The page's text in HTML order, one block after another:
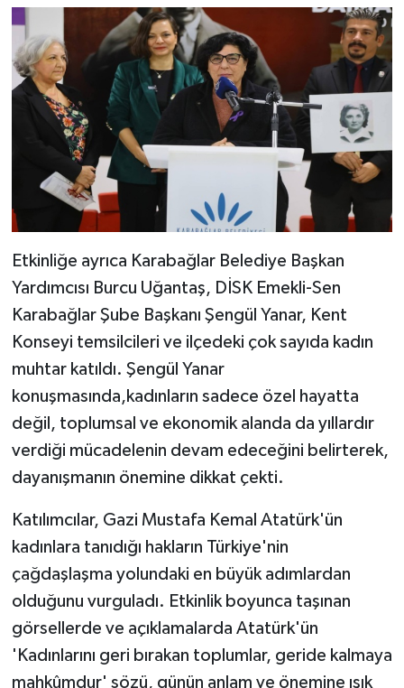
Etkinliğe ayrıca Karabağlar Belediye Başkan
Yardımcısı Burcu Uğantaş, DİSK Emekli-Sen
Karabağlar Şube Başkanı Şengül Yanar, Kent
Konseyi temsilcileri ve ilçedeki çok sayıda kadın
muhtar katıldı. Şengül Yanar
konuşmasında,kadınların sadece özel hayatta
değil, toplumsal ve ekonomik alanda da yıllardır
verdiği mücadelenin devam edeceğini belirterek,
dayanışmanın önemine dikkat çekti.
Katılımcılar, Gazi Mustafa Kemal Atatürk'ün
kadınlara tanıdığı hakların Türkiye'nin
çağdaşlaşma yolundaki en büyük adımlardan
olduğunu vurguladı. Etkinlik boyunca taşınan
görsellerde ve açıklamalarda Atatürk'ün
'Kadınlarını geri bırakan toplumlar, geride kalmaya
mahkûmdur' sözü, günün anlam ve önemine ışık